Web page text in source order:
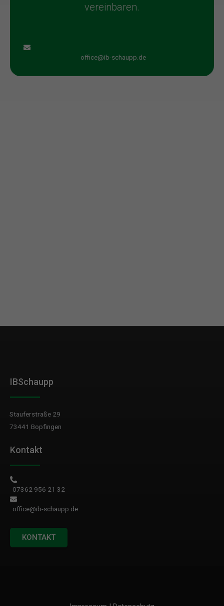
vereinbaren.
office@ib-schaupp.de
IBSchaupp
Stauferstraße 29
73441 Bopfingen
Kontakt
07362 956 21 32
office@ib-schaupp.de
KONTAKT